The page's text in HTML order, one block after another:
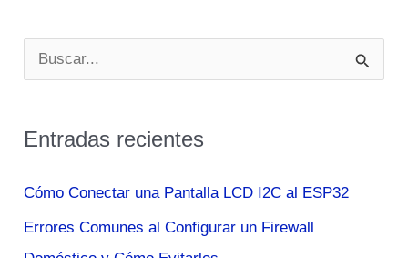
u
c
p
Entradas recientes
Cómo Conectar una Pantalla LCD I2C al ESP32
Errores Comunes al Configurar un Firewall